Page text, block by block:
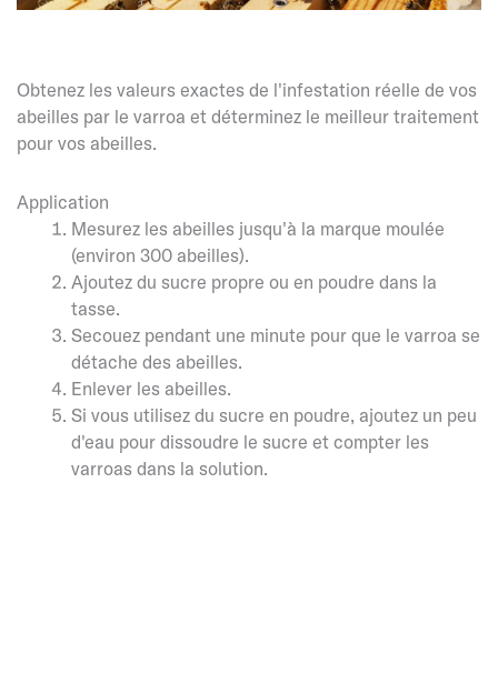
Obtenez les valeurs exactes de l'infestation réelle de vos
abeilles par le varroa et déterminez le meilleur traitement
pour vos abeilles.
Application
Mesurez les abeilles jusqu'à la marque moulée
(environ 300 abeilles).
Ajoutez du sucre propre ou en poudre dans la
tasse.
Secouez pendant une minute pour que le varroa se
détache des abeilles.
Enlever les abeilles.
Si vous utilisez du sucre en poudre, ajoutez un peu
d'eau pour dissoudre le sucre et compter les
varroas dans la solution.